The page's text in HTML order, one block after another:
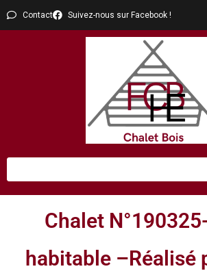
Contact Suivez-nous sur Facebook !
Chalet
habitable –Réalisé